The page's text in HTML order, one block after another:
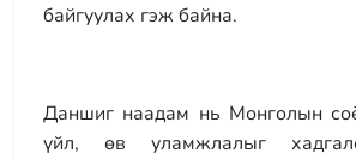
байгуулах гэж байна.
Даншиг наадам нь Монголын
үйл, өв уламжлалыг